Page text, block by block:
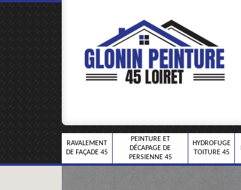
RAVALEMENT
DE FAÇADE 45
PEINTURE ET
DÉCAPAGE DE
PERSIENNE 45
HYDROFUGE
TOITURE 45